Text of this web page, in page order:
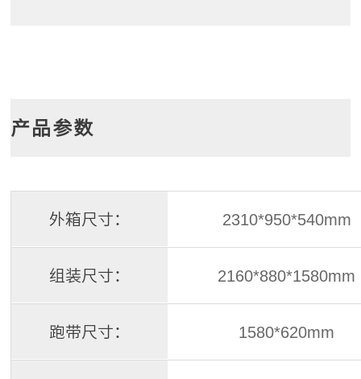
产品参数
外箱尺寸： 2310*950*540mm
组装尺寸： 2160*880*1580mm
跑带尺寸： 1580*620mm